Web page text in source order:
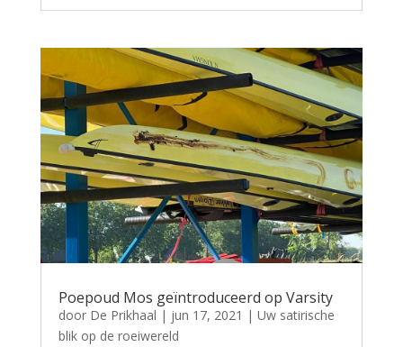
Poepoud Mos geïntroduceerd op Varsity
door De Prikhaal | jun 17, 2021 | Uw satirische
blik op de roeiwereld